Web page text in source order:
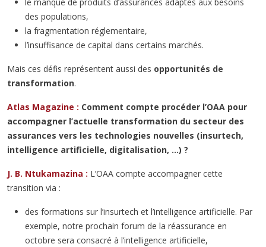
des populations,
la fragmentation réglementaire,
l’insuffisance de capital dans certains marchés.
Mais ces défis représentent aussi des opportunités de
transformation.
Atlas Magazine : Comment compte procéder l’OAA pour
accompagner l’actuelle transformation du secteur des
assurances vers les technologies nouvelles (insurtech,
intelligence artificielle, digitalisation, …) ?
J. B. Ntukamazina : L’OAA compte accompagner cette
transition via :
des formations sur l’insurtech et l’intelligence artificielle. Par
exemple, notre prochain forum de la réassurance en
octobre sera consacré à l’intelligence artificielle,